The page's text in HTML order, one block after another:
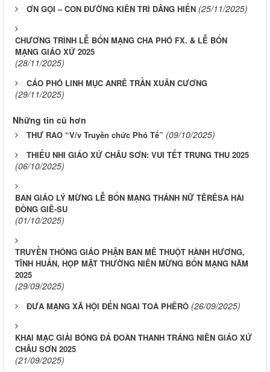
ƠN GỌI – CON ĐƯỜNG KIÊN TRÌ DÂNG HIẾN (25/11/2025)
CHƯƠNG TRÌNH LỄ BỔN MẠNG CHA PHÓ FX. & LỄ BỔN
MẠNG GIÁO XỨ 2025
(28/11/2025)
CÁO PHÓ LINH MỤC ANRÊ TRẦN XUÂN CƯƠNG
(29/11/2025)
Những tin cũ hơn
THƯ RAO “V/v Truyền chức Phó Tế” (09/10/2025)
THIẾU NHI GIÁO XỨ CHÂU SƠN: VUI TẾT TRUNG THU 2025
(06/10/2025)
BAN GIÁO LÝ MỪNG LỄ BỔN MẠNG THÁNH NỮ TÊRÊSA HÀI
ĐỒNG GIÊ-SU
(01/10/2025)
TRUYỀN THÔNG GIÁO PHẬN BAN MÊ THUỘT HÀNH HƯƠNG,
TĨNH HUẤN, HỌP MẶT THƯỜNG NIÊN MỪNG BỔN MẠNG NĂM
2025
(29/09/2025)
ĐƯA MẠNG XÃ HỘI ĐẾN NGAI TOÀ PHÊRÔ (26/09/2025)
KHAI MẠC GIẢI BÓNG ĐÁ ĐOÀN THANH TRÁNG NIÊN GIÁO XỨ
CHÂU SƠN 2025
(21/09/2025)